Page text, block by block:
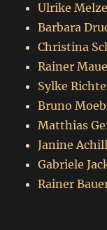
Ulrike
Barbara
Christina
Rainer
Sylke
Bruno
Matthias
Janine
Gabriele
Rainer